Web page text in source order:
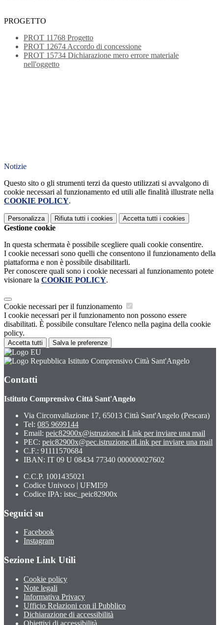
PROGETTO
PROT 11768 Progetto
PROT 12674 Accordo di concessione
PROT 15734 Dichiarazione mero errore materiale
nell'oggetto
Notizie
Questo sito o gli strumenti terzi da questo utilizzati si avvalgono di
cookie necessari al funzionamento ed utili alle finalità illustrate nella
COOKIE POLICY.
Personalizza Rifiuta tutti i cookies Accetta tutti i cookies
Gestione cookie
In questa schermata è possibile scegliere quali cookie consentire.
I cookie necessari sono quelli che consentono il funzionamento della
piattaforma e non è possibile disabilitarli.
Per conoscere quali sono i cookie necessari al funzionamento potete
visionare la COOKIE POLICY.
Cookie necessari per il funzionamento
I cookie necessari per il funzionamento non possono essere
disabilitati. È possibile consultare l'elenco nella pagina della cookie
policy.
Accetta tutti Salva le preferenze
Istituto Comprensivo Città Sant'Angelo
Contatti
Istituto Comprensivo Città Sant'Angelo
Via Circonvallazione 17, 65013 Città Sant'Angelo (Pescara)
Tel: 085 9699144
Email: peic82900x@istruzione.it Link per inviare una mail
PEC: peic82900x@pec.istruzione.itLink per inviare una mail
C.F.: 91111570684
IBAN: IT 09 U 08434 77340 000000027602
C.C.P. 1001435021
Codice Univoco | UFMI59
Codice IPA: istsc_peic82900x
Seguici su
Facebook
Instagram
Sezione Link Utili
Cookie policy
Note legali
Informativa Privacy
Ufficio Relazioni con il Pubblico
Dichiarazione di accessibilità
Obiettivi di accessibilità